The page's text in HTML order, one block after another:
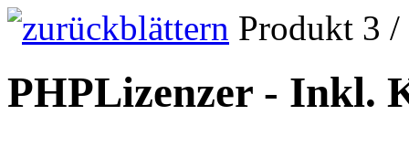
Produkt 3
PHPLizenzer - Inkl.